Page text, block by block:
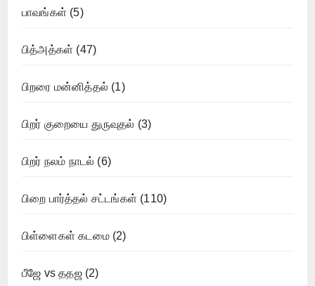
பாவங்கள் (5)
பித்அத்கள் (47)
பிறரை மன்னித்தல் (1)
பிறர் குறையை துருவுதல் (3)
பிறர் நலம் நாடல் (6)
பிறை பார்த்தல் சட்டங்கள் (110)
பிள்ளைகள் கடமை(2)
பீஜே vs ததஜ(2)